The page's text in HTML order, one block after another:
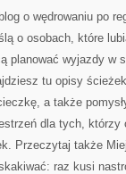
o wędrowaniu po
o osobach, które
planować wyjazdy w
tu opisy
a także
dla tych, którzy
Przeczytaj także
raz kusi